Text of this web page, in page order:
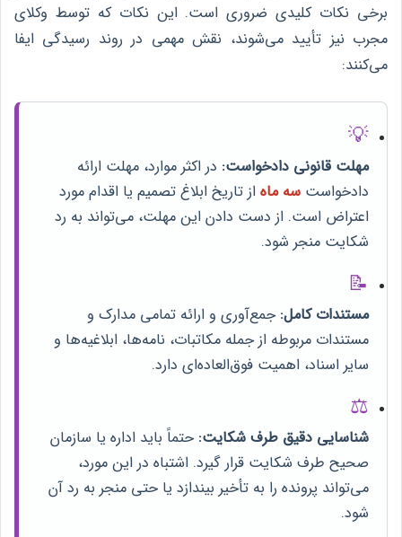
برخی نکات کلیدی ضروری است. این نکات که توسط وکلای
مجرب نیز تأیید می‌شوند، نقش مهمی در روند رسیدگی ایفا
می‌کنند:
💡
مهلت قانونی دادخواست: در اکثر موارد، مهلت ارائه
دادخواست سه ماه از تاریخ ابلاغ تصمیم یا اقدام مورد
اعتراض است. از دست دادن این مهلت، می‌تواند به رد
شکایت منجر شود.
📝
مستندات کامل: جمع‌آوری و ارائه تمامی مدارک و
مستندات مربوطه از جمله مکاتبات، نامه‌ها، ابلاغیه‌ها و
سایر اسناد، اهمیت فوق‌العاده‌ای دارد.
⚖️
شناسایی دقیق طرف شکایت: حتماً باید اداره یا سازمان
صحیح طرف شکایت قرار گیرد. اشتباه در این مورد،
می‌تواند پرونده را به تأخیر بیندازد یا حتی منجر به رد آن
شود.